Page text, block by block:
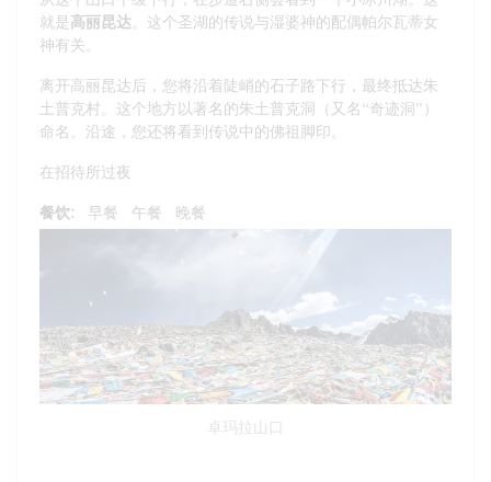
就是高丽昆达 。这个圣湖的传说与湿婆神的配偶帕尔瓦蒂女
神有关。
离开高丽昆达后，您将沿着陡峭的石子路下行，最终抵达朱
土普克村。这个地方以著名的朱土普克洞（又名“奇迹洞”）
命名。沿途，您还将看到传说中的佛祖脚印。
在招待所过夜
餐饮: 早餐 午餐 晚餐
卓玛拉山口